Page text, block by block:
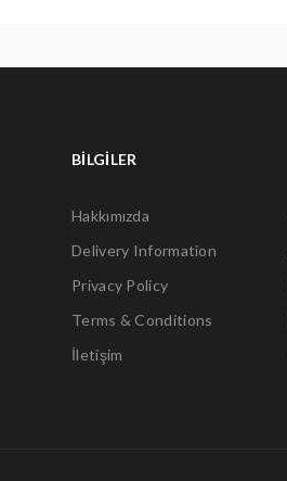
BILGILER
Hakkımızda
Delivery Information
Privacy Policy
Terms & Conditions
İletişim